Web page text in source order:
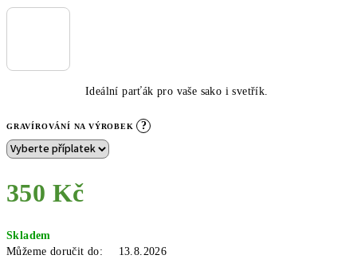
Ideální parťák pro vaše sako i svetřík.
GRAVÍROVÁNÍ NA VÝROBEK ?
350 Kč
cena:
Skladem
Můžeme doručit do:
13.8.2026